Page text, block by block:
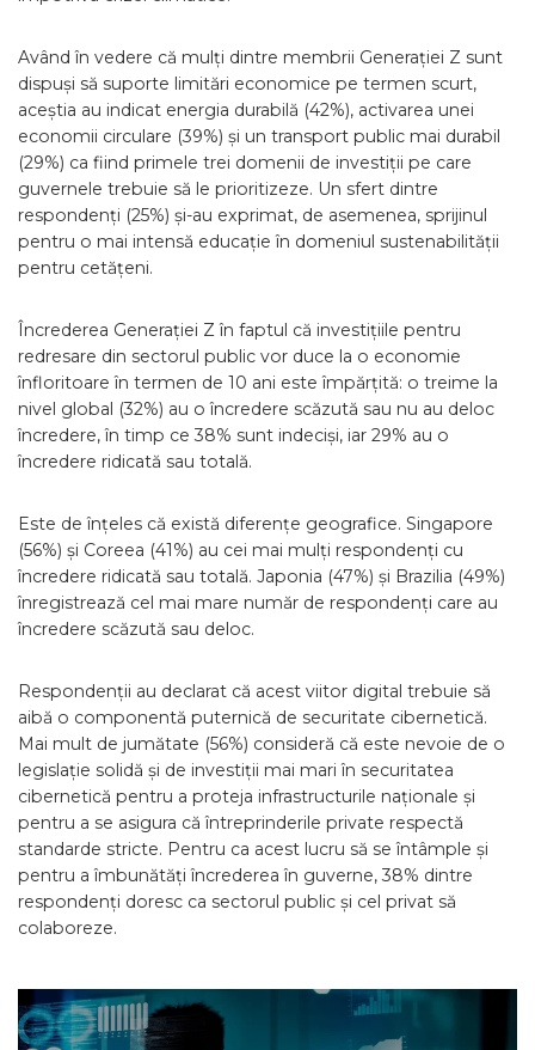
Având în vedere că mulți dintre membrii Generației Z sunt
dispuși să suporte limitări economice pe termen scurt,
aceștia au indicat energia durabilă (42%), activarea unei
economii circulare (39%) și un transport public mai durabil
(29%) ca fiind primele trei domenii de investiții pe care
guvernele trebuie să le prioritizeze. Un sfert dintre
respondenți (25%) și-au exprimat, de asemenea, sprijinul
pentru o mai intensă educație în domeniul sustenabilității
pentru cetățeni.
Încrederea Generației Z în faptul că investițiile pentru
redresare din sectorul public vor duce la o economie
înfloritoare în termen de 10 ani este împărțită: o treime la
nivel global (32%) au o încredere scăzută sau nu au deloc
încredere, în timp ce 38% sunt indeciși, iar 29% au o
încredere ridicată sau totală.
Este de înțeles că există diferențe geografice. Singapore
(56%) și Coreea (41%) au cei mai mulți respondenți cu
încredere ridicată sau totală. Japonia (47%) și Brazilia (49%)
înregistrează cel mai mare număr de respondenți care au
încredere scăzută sau deloc.
Respondenții au declarat că acest viitor digital trebuie să
aibă o componentă puternică de securitate cibernetică.
Mai mult de jumătate (56%) consideră că este nevoie de o
legislație solidă și de investiții mai mari în securitatea
cibernetică pentru a proteja infrastructurile naționale și
pentru a se asigura că întreprinderile private respectă
standarde stricte. Pentru ca acest lucru să se întâmple și
pentru a îmbunătăți încrederea în guverne, 38% dintre
respondenți doresc ca sectorul public și cel privat să
colaboreze.